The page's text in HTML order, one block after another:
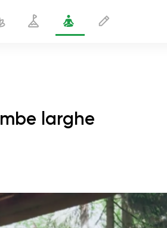
larghe